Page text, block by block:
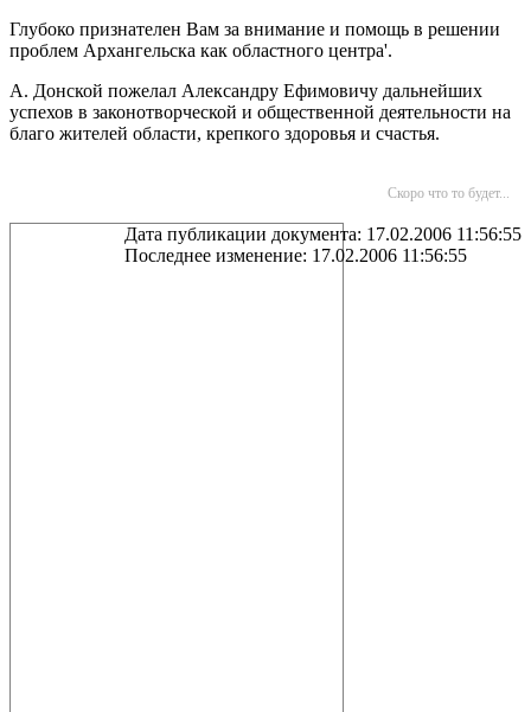
Глубоко признателен Вам за внимание и помощь в решении
проблем Архангельска как областного центра'.
А. Донской пожелал Александру Ефимовичу дальнейших
успехов в законотворческой и общественной деятельности на
благо жителей области, крепкого здоровья и счастья.
Скоро что то будет...
Дата публикации документа: 17.02.2006 11:56:55
Последнее изменение: 17.02.2006 11:56:55